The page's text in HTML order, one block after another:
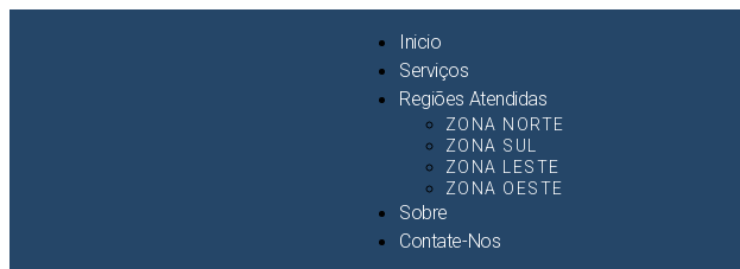
Inicio
Serviços
Regiões Atendidas
ZONA NORTE
ZONA SUL
ZONA LESTE
ZONA OESTE
Sobre
Contate-Nos